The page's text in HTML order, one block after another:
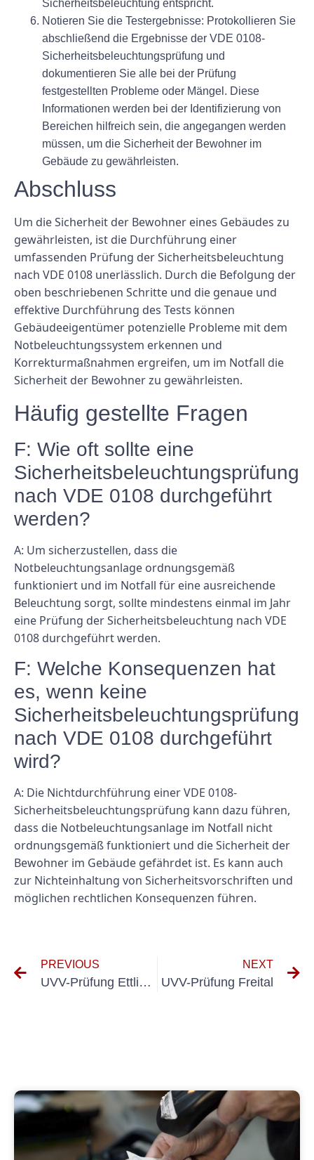
Sicherheitsbeleuchtung entspricht.
Notieren Sie die Testergebnisse: Protokollieren Sie
abschließend die Ergebnisse der VDE 0108-
Sicherheitsbeleuchtungsprüfung und
dokumentieren Sie alle bei der Prüfung
festgestellten Probleme oder Mängel. Diese
Informationen werden bei der Identifizierung von
Bereichen hilfreich sein, die angegangen werden
müssen, um die Sicherheit der Bewohner im
Gebäude zu gewährleisten.
Abschluss
Um die Sicherheit der Bewohner eines Gebäudes zu
gewährleisten, ist die Durchführung einer
umfassenden Prüfung der Sicherheitsbeleuchtung
nach VDE 0108 unerlässlich. Durch die Befolgung der
oben beschriebenen Schritte und die genaue und
effektive Durchführung des Tests können
Gebäudeeigentümer potenzielle Probleme mit dem
Notbeleuchtungssystem erkennen und
Korrekturmaßnahmen ergreifen, um im Notfall die
Sicherheit der Bewohner zu gewährleisten.
Häufig gestellte Fragen
F: Wie oft sollte eine
Sicherheitsbeleuchtungsprüfung
nach VDE 0108 durchgeführt
werden?
A: Um sicherzustellen, dass die
Notbeleuchtungsanlage ordnungsgemäß
funktioniert und im Notfall für eine ausreichende
Beleuchtung sorgt, sollte mindestens einmal im Jahr
eine Prüfung der Sicherheitsbeleuchtung nach VDE
0108 durchgeführt werden.
F: Welche Konsequenzen hat
es, wenn keine
Sicherheitsbeleuchtungsprüfung
nach VDE 0108 durchgeführt
wird?
A: Die Nichtdurchführung einer VDE 0108-
Sicherheitsbeleuchtungsprüfung kann dazu führen,
dass die Notbeleuchtungsanlage im Notfall nicht
ordnungsgemäß funktioniert und die Sicherheit der
Bewohner im Gebäude gefährdet ist. Es kann auch
zur Nichteinhaltung von Sicherheitsvorschriften und
möglichen rechtlichen Konsequenzen führen.
PREVIOUS
UVV-Prüfung Ettlingen
NEXT
UVV-Prüfung Freital